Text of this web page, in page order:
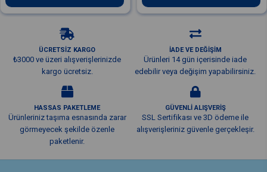
ÜCRETSİZ KARGO
₺3000 ve üzeri alışverişlerinizde
kargo ücretsiz.
İADE VE DEĞİŞİM
Ürünleri 14 gün içerisinde iade
edebilir veya değişim yapabilirsiniz.
HASSAS PAKETLEME
Ürünleriniz taşıma esnasında zarar
görmeyecek şekilde özenle
paketlenir.
GÜVENLİ ALIŞVERİŞ
SSL Sertifikası ve 3D ödeme ile
alışverişleriniz güvenle gerçekleşir.